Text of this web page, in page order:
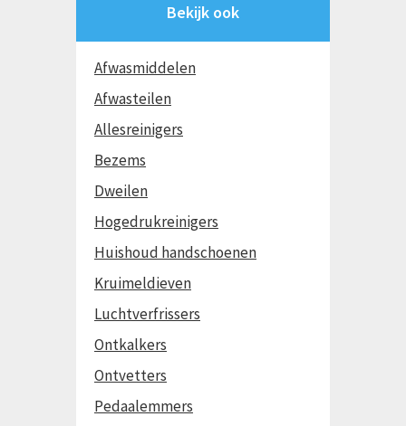
Bekijk ook
Afwasmiddelen
Afwasteilen
Allesreinigers
Bezems
Dweilen
Hogedrukreinigers
Huishoud handschoenen
Kruimeldieven
Luchtverfrissers
Ontkalkers
Ontvetters
Pedaalemmers